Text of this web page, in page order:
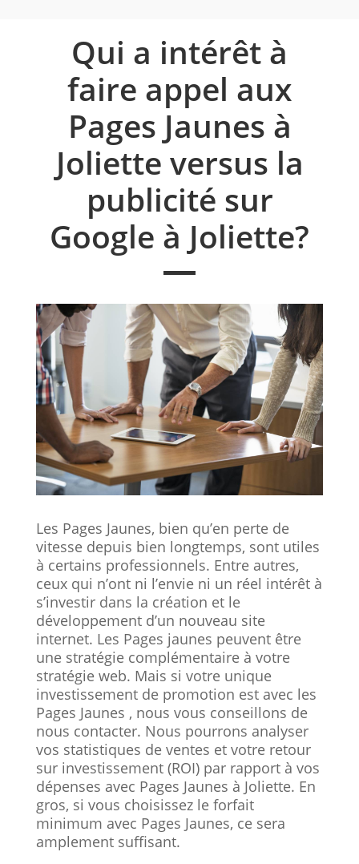
Qui a intérêt à
faire appel aux
Pages Jaunes à
Joliette versus la
publicité sur
Google à Joliette?
Les Pages Jaunes, bien qu’en perte de
vitesse depuis bien longtemps, sont utiles
à certains professionnels. Entre autres,
ceux qui n’ont ni l’envie ni un réel intérêt à
s’investir dans la création et le
développement d’un nouveau site
internet. Les Pages jaunes peuvent être
une stratégie complémentaire à votre
stratégie web. Mais si votre unique
investissement de promotion est avec les
Pages Jaunes , nous vous conseillons de
nous contacter. Nous pourrons analyser
vos statistiques de ventes et votre retour
sur investissement (ROI) par rapport à vos
dépenses avec Pages Jaunes à Joliette. En
gros, si vous choisissez le forfait
minimum avec Pages Jaunes, ce sera
amplement suffisant.